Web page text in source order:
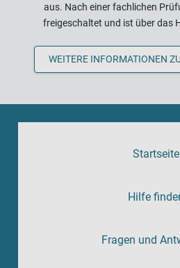
aus. Nach einer fachlichen
freigeschaltet und ist über das
WEITERE INFORMATIONEN
Startseite
Hilfe
Fragen und